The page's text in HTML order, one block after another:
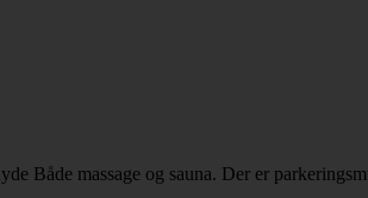
Både massage og sauna. Der er